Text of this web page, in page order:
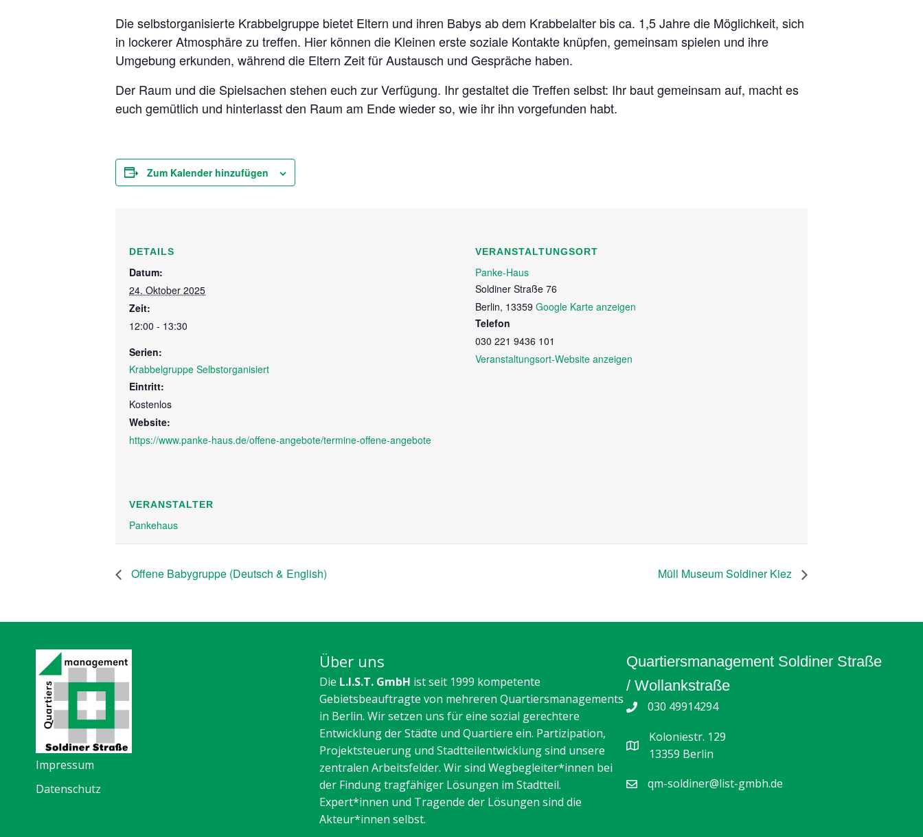
Die selbstorganisierte Krabbelgruppe bietet Eltern und ihren Babys ab dem Krabbelalter bis ca. 1,5 Jahre die Möglichkeit, sich
in lockerer Atmosphäre zu treffen. Hier können die Kleinen erste soziale Kontakte knüpfen, gemeinsam spielen und ihre
Umgebung erkunden, während die Eltern Zeit für Austausch und Gespräche haben.
Der Raum und die Spielsachen stehen euch zur Verfügung. Ihr gestaltet die Treffen selbst: Ihr baut gemeinsam auf, macht es
euch gemütlich und hinterlasst den Raum am Ende wieder so, wie ihr ihn vorgefunden habt.
Zum Kalender hinzufügen
DETAILS
Datum:
24. Oktober 2025
Zeit:
12:00 - 13:30
Serien:
Krabbelgruppe Selbstorganisiert
Eintritt:
Kostenlos
Website:
https://www.panke-haus.de/offene-angebote/termine-offene-angebote
VERANSTALTUNGSORT
Panke-Haus
Soldiner Straße 76
Berlin, 13359 Google Karte anzeigen
Telefon
030 221 9436 101
Veranstaltungsort-Website anzeigen
VERANSTALTER
Pankehaus
Offene Babygruppe (Deutsch & English) Müll Museum Soldiner Kiez
Impressum
Datenschutz
Über uns
Die L.I.S.T. GmbH ist seit 1999 kompetente
Gebietsbeauftragte von mehreren Quartiersmanagements
in Berlin. Wir setzen uns für eine sozial gerechtere
Entwicklung der Städte und Quartiere ein. Partizipation,
Projektsteuerung und Stadtteilentwicklung sind unsere
zentralen Arbeitsfelder. Wir sind Wegbegleiter*innen bei
der Findung tragfähiger Lösungen im Stadtteil.
Expert*innen und Tragende der Lösungen sind die
Akteur*innen selbst.
Quartiersmanagement Soldiner Straße
/ Wollankstraße
030 49914294
Koloniestr. 129
13359 Berlin
qm-soldiner@list-gmbh.de